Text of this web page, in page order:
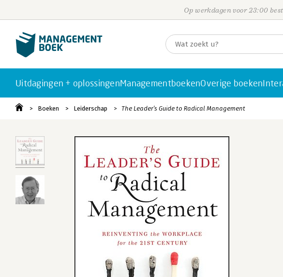
Op werkdagen voor 23:00
Uitdagingen + oplossingenManagementboekenOverige boeken
Boeken Leiderschap The Leader′s Guide to Radical Management